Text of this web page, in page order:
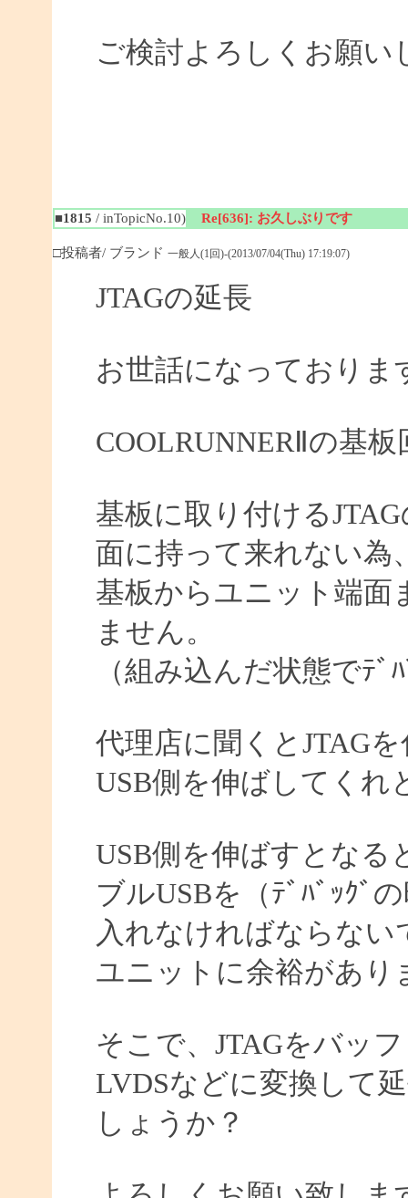
ご検討よろしくお願い
■1815 / inTopicNo.10) Re[636]: お久しぶりです
□投稿者/ ブランド 一般人(1回)-(2013/07/04(Thu) 17:19:07)
JTAGの延長
お世話になっておりま
COOLRUNNERⅡの基
基板に取り付ける
面に持って来れない為
基板からユニット端面
ません。
（組み込んだ状態でﾃﾞ
代理店に聞くとJTAG
USB側を伸ばしてくれ
USB側を伸ばすとなる
ブルUSBを（ﾃﾞﾊﾞｯｸﾞ
入れなければならない
ユニットに余裕があり
そこで、JTAGをバッ
LVDSなどに変換して
しょうか？